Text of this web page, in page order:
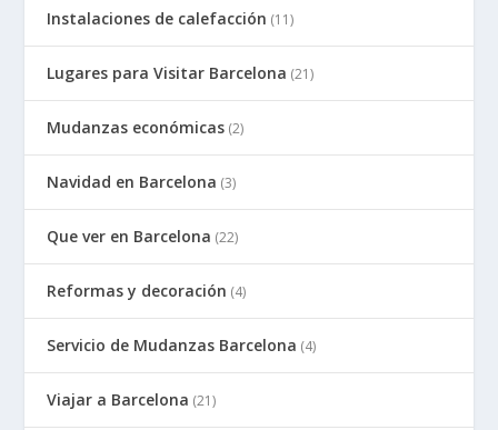
Instalaciones de calefacción (11)
Lugares para Visitar Barcelona (21)
Mudanzas económicas (2)
Navidad en Barcelona (3)
Que ver en Barcelona (22)
Reformas y decoración (4)
Servicio de Mudanzas Barcelona (4)
Viajar a Barcelona (21)